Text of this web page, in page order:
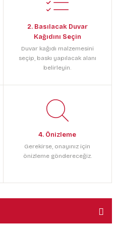
2. Basılacak Duvar
Kağıdını Seçin
Duvar kağıdı malzemesini
seçip, baskı yapılacak alanı
belirleyin.
4. Önizleme
Gerekirse, onayınız için
önizleme göndereceğiz.